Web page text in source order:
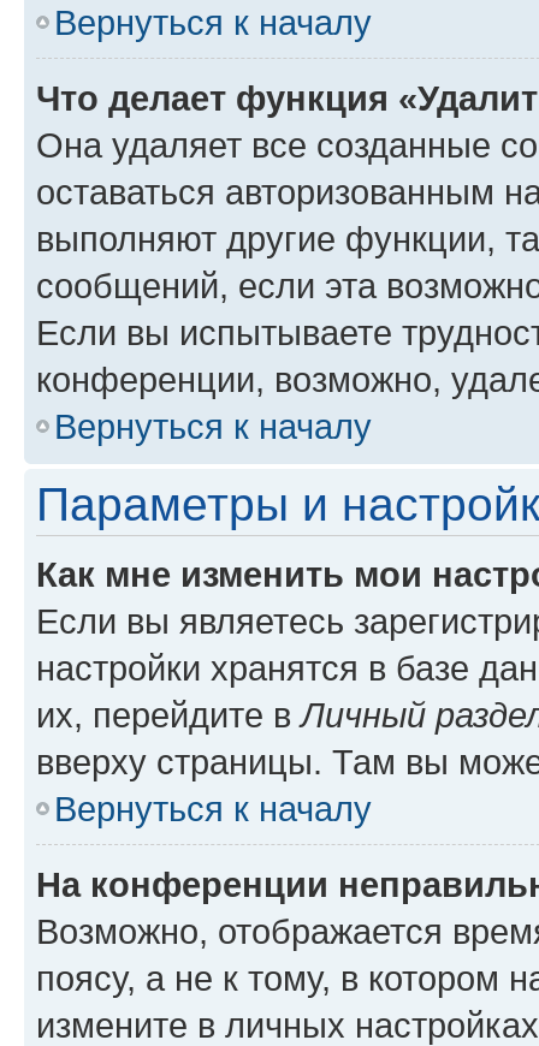
Вернуться к началу
Что делает функция
Она удаляет все созданные
оставаться авторизованным
выполняют другие функции,
сообщений, если эта
Если вы испытываете
конференции, возможно,
Вернуться к началу
Параметры и
Как мне изменить мои
Если вы являетесь
настройки хранятся в базе
их, перейдите вЛичный
вверху страницы. Там вы
Вернуться к началу
На конференции
Возможно, отображается
поясу, а не к тому, в котором
измените в личных